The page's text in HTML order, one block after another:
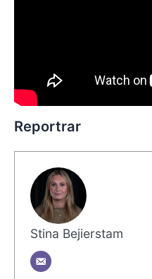
Reportrar
Stina Bejierstam